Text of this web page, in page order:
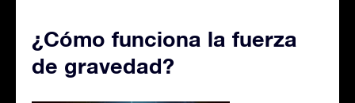
¿Cómo funciona la fuerza
de gravedad?